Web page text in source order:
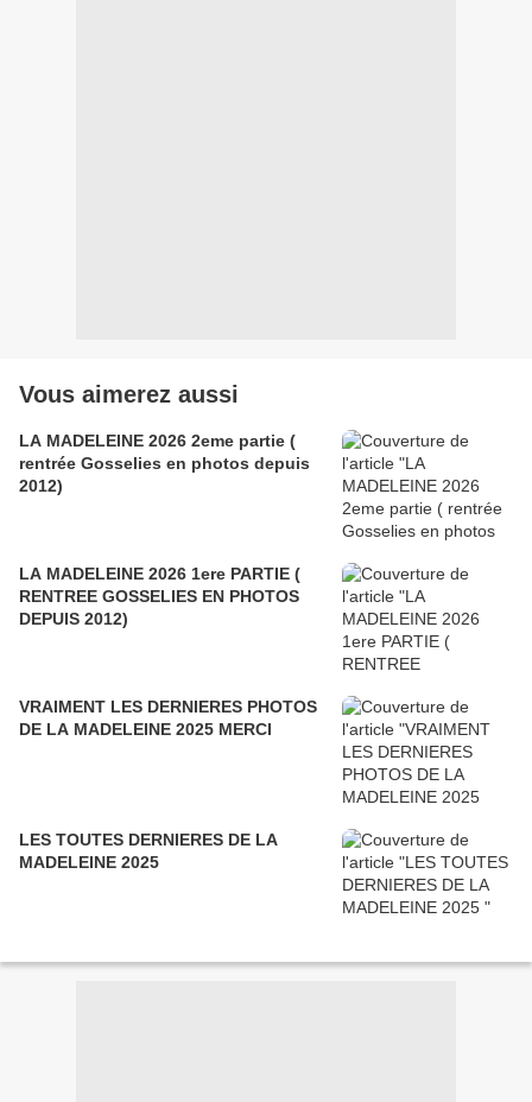
Vous aimerez aussi
LA MADELEINE 2026 2eme partie (
rentrée Gosselies en photos depuis
2012)
LA MADELEINE 2026 1ere PARTIE (
RENTREE GOSSELIES EN PHOTOS
DEPUIS 2012)
VRAIMENT LES DERNIERES PHOTOS
DE LA MADELEINE 2025 MERCI
LES TOUTES DERNIERES DE LA
MADELEINE 2025